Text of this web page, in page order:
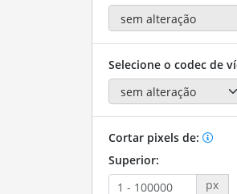
Selecione o codec de
Cortar pixels de:
Superior:
px